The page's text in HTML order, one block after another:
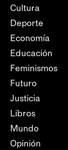
Cultura
Deporte
Economía
Educación
Feminismos
Futuro
Justicia
Libros
Mundo
Opinión